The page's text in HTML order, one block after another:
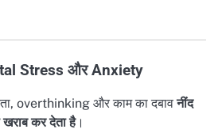
Stress और Anxiety
overthinking और काम का दबावनींद
कर देता है।